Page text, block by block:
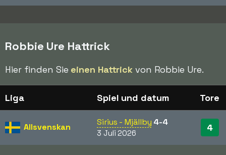
Robbie Ure Hattrick
Hier finden Sie einen Hattrick von Robbie Ure.
Liga Spiel und datum Tore
Allsvenskan Sirius - Mjällby 4-4
3 Juli 2026 4